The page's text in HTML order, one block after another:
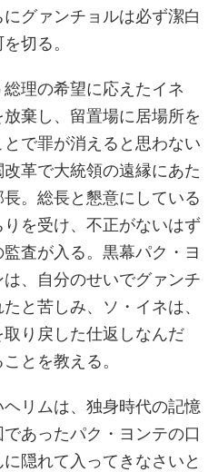
グァンチョルは必ず潔白
切る。
理の希望に応えたイネ
棄し、留置場に居場所を
で罪が消えると思わない
革で大統領の遠縁にあた
。総長と懇意にしている
を受け、不正がないはず
査が入る。黒幕パク・ヨ
、自分のせいでグァンチ
と苦しみ、ソ・イネは、
り戻した仕返しなんだ
とを教える。
リムは、独身時代の記憶
あったパク・ヨンテの口
隠れて入ってきなさいと